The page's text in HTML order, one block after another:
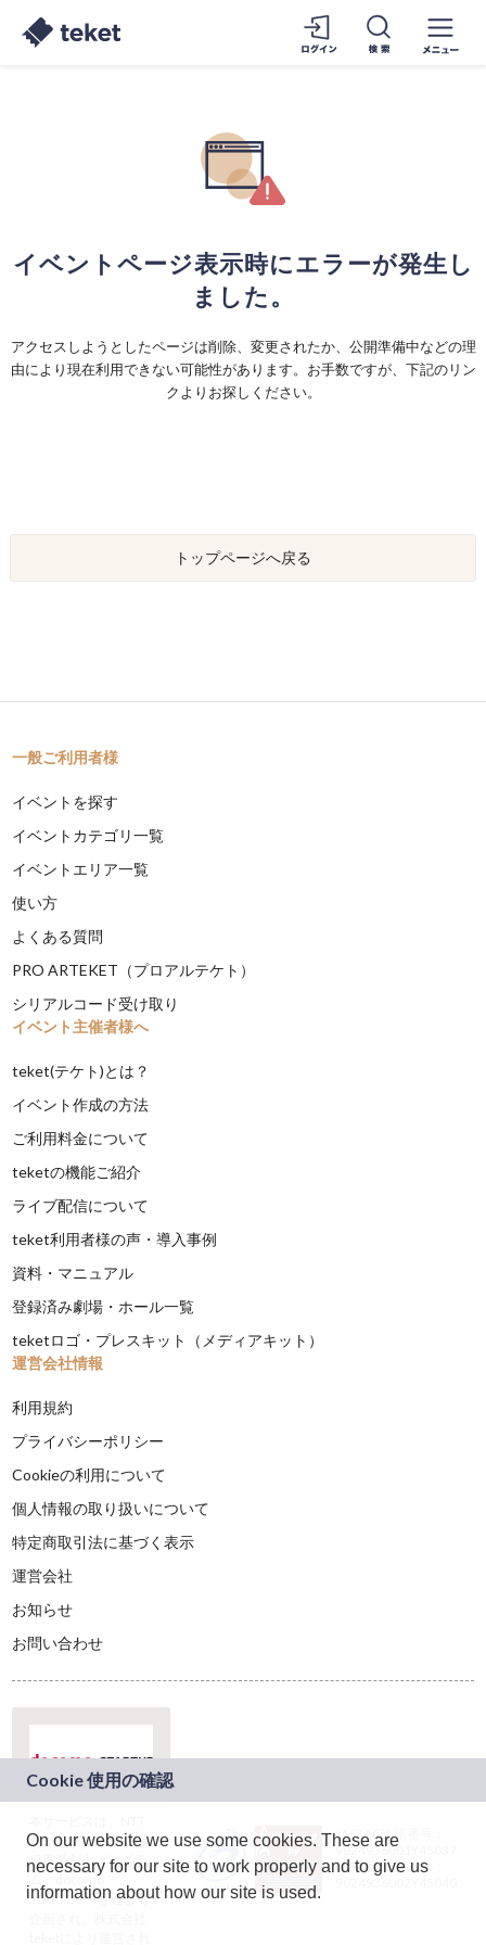
イベントページ表示時にエラーが発生し
ました。
アクセスしようとしたページは削除、変更されたか、公開準備中などの理
由により現在利用できない可能性があります。お手数ですが、下記のリン
クよりお探しください。
トップページへ戻る
一般ご利用者様
イベントを探す
イベントカテゴリ一覧
イベントエリア一覧
使い方
よくある質問
PRO ARTEKET（プロアルテケト）
シリアルコード受け取り
イベント主催者様へ
teket(テケト)とは？
イベント作成の方法
ご利用料金について
teketの機能ご紹介
ライブ配信について
teket利用者様の声・導入事例
資料・マニュアル
登録済み劇場・ホール一覧
teketロゴ・プレスキット（メディアキット）
運営会社情報
利用規約
プライバシーポリシー
Cookieの利用について
個人情報の取り扱いについて
特定商取引法に基づく表示
運営会社
お知らせ
お問い合わせ
ドコモグループの新
規事業創出プログラ
ム「docomo
STARTUP」を通じて
JASRAC許諾番号：
9024936001Y45037
JASRAC許諾番号：
On our website we use some cookies. These are
necessary for our site to work properly and to give us
information about how our site is used.